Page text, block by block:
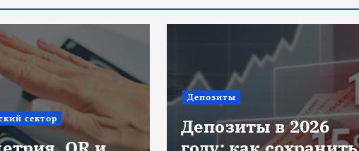
сектор
Депозиты
Депозиты в 2026